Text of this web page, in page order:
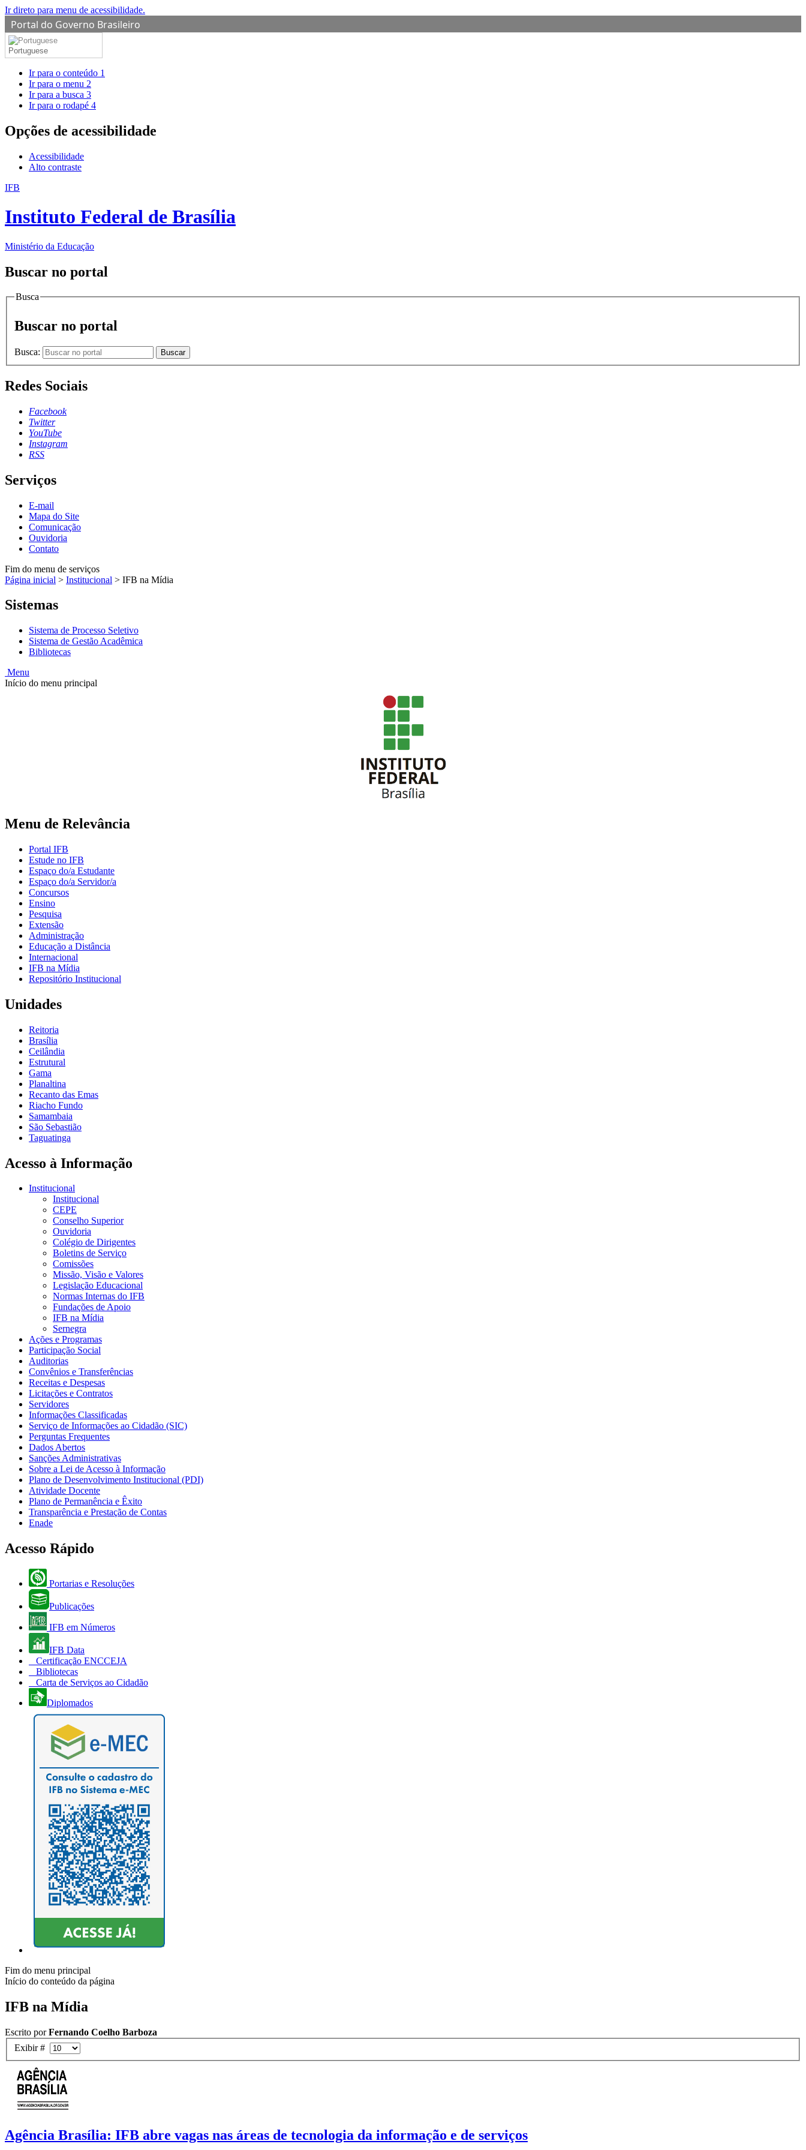
Ir direto para menu de acessibilidade.
Portal do Governo Brasileiro
Portuguese
Ir para o conteúdo 1
Ir para o menu 2
Ir para a busca 3
Ir para o rodapé 4
Opções de acessibilidade
Acessibilidade
Alto contraste
IFB
Instituto Federal de Brasília
Ministério da Educação
Buscar no portal
Busca
Buscar no portal
Busca: Buscar
Redes Sociais
Facebook
Twitter
YouTube
Instagram
RSS
Serviços
E-mail
Mapa do Site
Comunicação
Ouvidoria
Contato
Fim do menu de serviços
Página inicial > Institucional > IFB na Mídia
Sistemas
Sistema de Processo Seletivo
Sistema de Gestão Acadêmica
Bibliotecas
Menu
Início do menu principal
Menu de Relevância
Portal IFB
Estude no IFB
Espaço do/a Estudante
Espaço do/a Servidor/a
Concursos
Ensino
Pesquisa
Extensão
Administração
Educação a Distância
Internacional
IFB na Mídia
Repositório Institucional
Unidades
Reitoria
Brasília
Ceilândia
Estrutural
Gama
Planaltina
Recanto das Emas
Riacho Fundo
Samambaia
São Sebastião
Taguatinga
Acesso à Informação
Institucional
Institucional
CEPE
Conselho Superior
Ouvidoria
Colégio de Dirigentes
Boletins de Serviço
Comissões
Missão, Visão e Valores
Legislação Educacional
Normas Internas do IFB
Fundações de Apoio
IFB na Mídia
Sernegra
Ações e Programas
Participação Social
Auditorias
Convênios e Transferências
Receitas e Despesas
Licitações e Contratos
Servidores
Informações Classificadas
Serviço de Informações ao Cidadão (SIC)
Perguntas Frequentes
Dados Abertos
Sanções Administrativas
Sobre a Lei de Acesso à Informação
Plano de Desenvolvimento Institucional (PDI)
Atividade Docente
Plano de Permanência e Êxito
Transparência e Prestação de Contas
Enade
Acesso Rápido
Portarias e Resoluções
Publicações
IFB em Números
IFB Data
Certificação ENCCEJA
Bibliotecas
Carta de Serviços ao Cidadão
Diplomados
Fim do menu principal
Início do conteúdo da página
IFB na Mídia
Escrito porFernando Coelho Barboza
Exibir #
Agência Brasília: IFB abre vagas nas áreas de tecnologia da informação e de serviços